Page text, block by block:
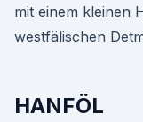
mit einem kleinen
westfälischen
HANFÖL